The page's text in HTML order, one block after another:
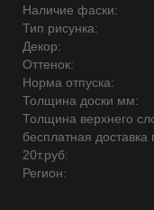
Наличие фаски:
Тип рисунка:
Декор:
Оттенок:
Норма отпуска:
Толщина доски мм:
Толщина верхнего
бесплатная доставка
20т.руб:
Регион: